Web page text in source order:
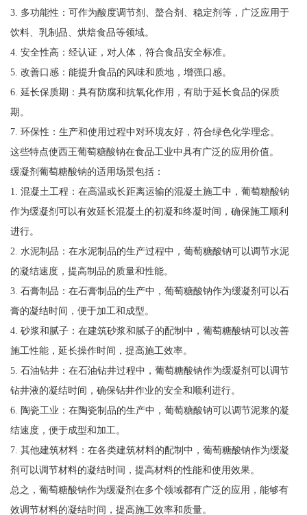
3. 多功能性：可作为酸度调节剂、螯合剂、稳定剂等，广泛应用于
饮料、乳制品、烘焙食品等领域。
4. 安全性高：经认证，对人体，符合食品安全标准。
5. 改善口感：能提升食品的风味和质地，增强口感。
6. 延长保质期：具有防腐和抗氧化作用，有助于延长食品的保质
期。
7. 环保性：生产和使用过程中对环境友好，符合绿色化学理念。
这些特点使西王葡萄糖酸钠在食品工业中具有广泛的应用价值。
缓凝剂葡萄糖酸钠的适用场景包括：
1. 混凝土工程：在高温或长距离运输的混凝土施工中，葡萄糖酸钠
作为缓凝剂可以有效延长混凝土的初凝和终凝时间，确保施工顺利
进行。
2. 水泥制品：在水泥制品的生产过程中，葡萄糖酸钠可以调节水泥
的凝结速度，提高制品的质量和性能。
3. 石膏制品：在石膏制品的生产中，葡萄糖酸钠作为缓凝剂可以石
膏的凝结时间，便于加工和成型。
4. 砂浆和腻子：在建筑砂浆和腻子的配制中，葡萄糖酸钠可以改善
施工性能，延长操作时间，提高施工效率。
5. 石油钻井：在石油钻井过程中，葡萄糖酸钠作为缓凝剂可以调节
钻井液的凝结时间，确保钻井作业的安全和顺利进行。
6. 陶瓷工业：在陶瓷制品的生产中，葡萄糖酸钠可以调节泥浆的凝
结速度，便于成型和加工。
7. 其他建筑材料：在各类建筑材料的配制中，葡萄糖酸钠作为缓凝
剂可以调节材料的凝结时间，提高材料的性能和使用效果。
总之，葡萄糖酸钠作为缓凝剂在多个领域都有广泛的应用，能够有
效调节材料的凝结时间，提高施工效率和质量。